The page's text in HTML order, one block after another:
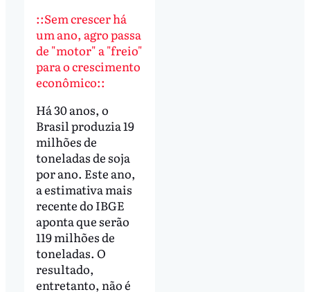
::Sem crescer há
um ano, agro passa
de "motor" a "freio"
para o crescimento
econômico::
Há 30 anos, o
Brasil produzia 19
milhões de
toneladas de soja
por ano. Este ano,
a estimativa mais
recente do IBGE
aponta que serão
119 milhões de
toneladas. O
resultado,
entretanto, não é